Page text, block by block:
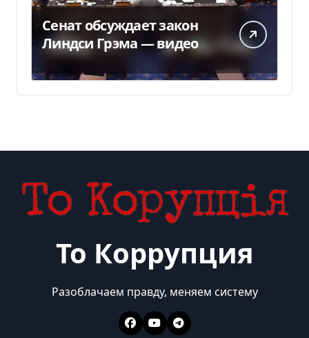
Сенат обсуждает закон
Линдси Грэма — видео
То Коррупция
Разоблачаем правду, меняем систему